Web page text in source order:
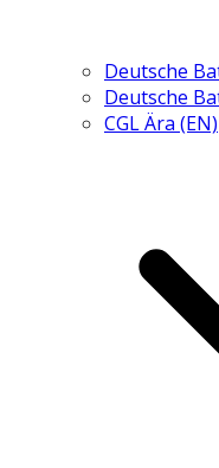
Deutsche
Deutsche
CGL Ära (EN)